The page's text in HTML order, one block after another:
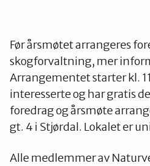
Verdal
Før årsmøtet arrangeres
skogforvaltning, mer
Arrangementet starter kl.
interesserte og har gratis
foredrag og årsmøte
gt. 4 i Stjørdal. Lokalet er
Alle medlemmer av